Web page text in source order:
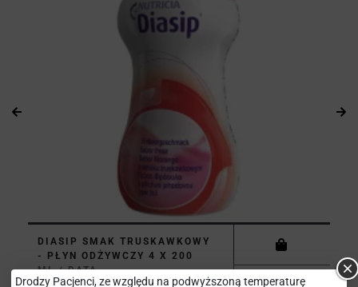
DIASIP SMAK TRUSKAWKOWY
- PŁYN ODŻYWCZY 4 X 200
ML ( DATA...
Drodzy Pacjenci, ze względu na podwyższoną temperaturę